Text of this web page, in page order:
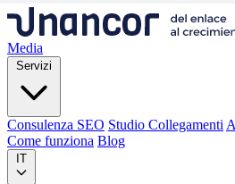
Media
Servizi
Consulenza SEO Studio Collegamenti
Come funziona Blog
IT